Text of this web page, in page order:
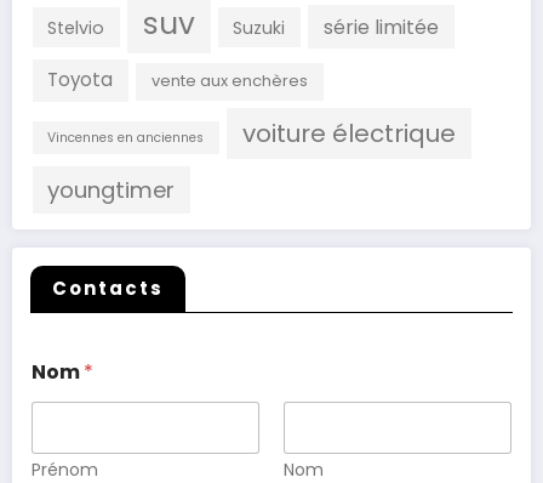
Stelvio suv Suzuki série limitée
Toyota vente aux enchères
Vincennes en anciennes voiture électrique
youngtimer
Contacts
Nom*
Prénom Nom